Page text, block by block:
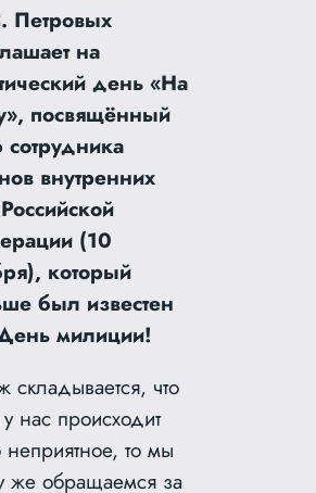
Петровых
на
день «На
посвящённый
внутренних
(10
который
был известен
милиции!
складывается, что
нас происходит
неприятное, то мы
же обращаемся за